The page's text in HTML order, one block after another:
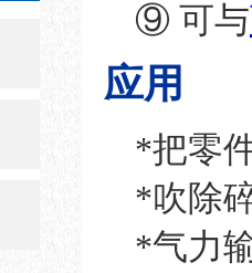
⑨ 可与
应用
*把零
*吹除
*气力